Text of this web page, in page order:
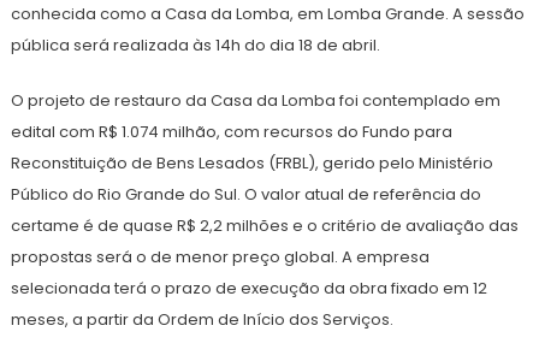
conhecida como a Casa da Lomba, em Lomba Grande. A sessão
pública será realizada às 14h do dia 18 de abril.
O projeto de restauro da Casa da Lomba foi contemplado em
edital com R$ 1.074 milhão, com recursos do Fundo para
Reconstituição de Bens Lesados (FRBL), gerido pelo Ministério
Público do Rio Grande do Sul. O valor atual de referência do
certame é de quase R$ 2,2 milhões e o critério de avaliação das
propostas será o de menor preço global. A empresa
selecionada terá o prazo de execução da obra fixado em 12
meses, a partir da Ordem de Início dos Serviços.